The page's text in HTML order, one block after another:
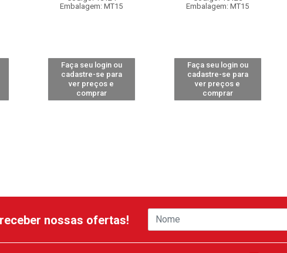
Embalagem: MT15
Faça seu login ou
cadastre-se para
ver preços e
comprar
Embalagem: MT15
Faça seu login ou
cadastre-se para
ver preços e
comprar
nossas ofertas!